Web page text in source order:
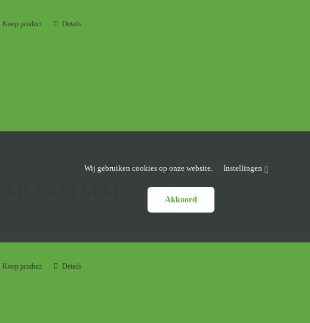
Koop product Details
Gewicht : 305 kg
Koop product Details
Wij gebruiken cookies op onze website. Instellingen
Akkoord